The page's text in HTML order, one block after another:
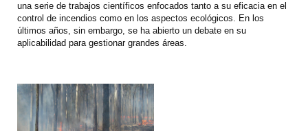
una serie de trabajos científicos enfocados tanto a su eficacia en el
control de incendios como en los aspectos ecológicos. En los
últimos años, sin embargo, se ha abierto un debate en su
aplicabilidad para gestionar grandes áreas.